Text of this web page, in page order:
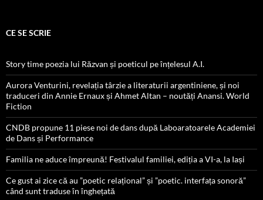
CE SE SCRIE
Story time poezia lui Răzvan și poeticul pe înțelesul A.I.
Aurora Venturini, revelația târzie a literaturii argentiniene, și noi
traduceri din Annie Ernaux și Ahmet Altan – noutăți Anansi. World
Fiction
CNDB propune 11 piese noi de dans după Laboaratoarele Academiei
de Dans și Performance
Familia ne aduce împreună! Festivalul familiei, ediția a VI-a, la Iași
Ce gust ai zice că au ”poetic relațional” și ”poetic. interfața sonoră”
când sunt traduse în înghețată